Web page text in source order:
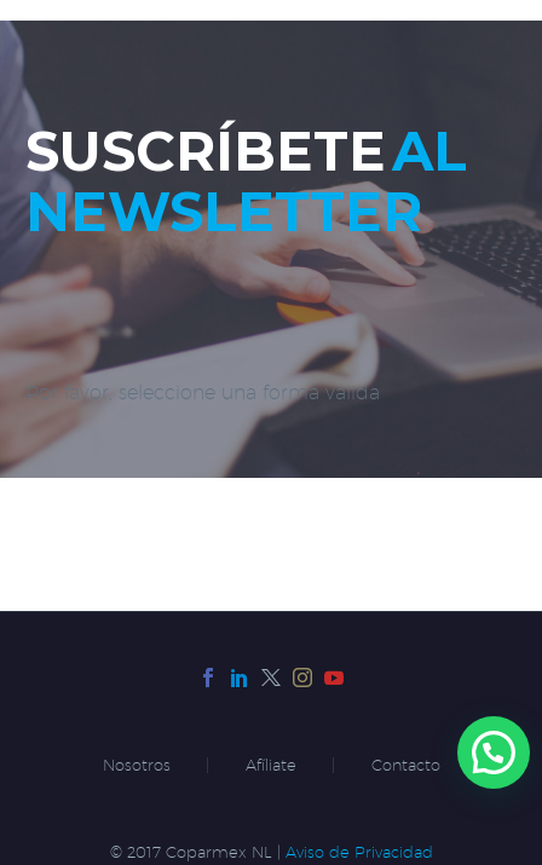
SUSCRÍBETEAL
NEWSLETTER
Por favor, seleccione una forma válida
Nosotros Afíliate Contacto
© 2017 Coparmex NL | Aviso de Privacidad